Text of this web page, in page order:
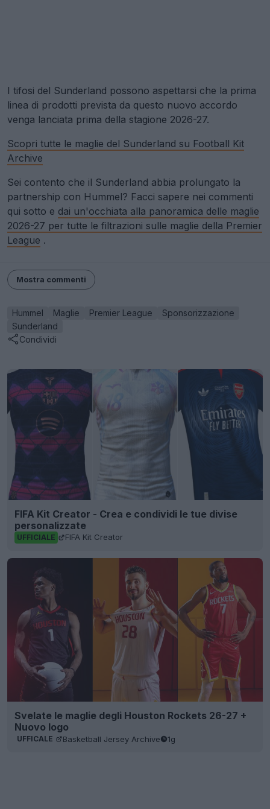
I tifosi del Sunderland possono aspettarsi che la prima
linea di prodotti prevista da questo nuovo accordo
venga lanciata prima della stagione 2026-27.
Scopri tutte le maglie del Sunderland su Football Kit
Archive
Sei contento che il Sunderland abbia prolungato la
partnership con Hummel? Facci sapere nei commenti
qui sotto e dai un'occhiata alla panoramica delle maglie
2026-27 per tutte le filtrazioni sulle maglie della Premier
League .
Mostra commenti
Hummel Maglie Premier League
Sponsorizzazione
Sunderland
Condividi
FIFA Kit Creator - Crea e condividi le tue divise
personalizzate
UFFICIALE FIFA Kit Creator
Svelate le maglie degli Houston Rockets 26-27 +
Nuovo logo
UFFICALE Basketball Jersey Archive 1g